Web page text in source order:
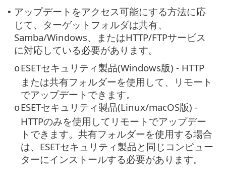
• アップデートをアクセス可能にする方法に応
じて、ターゲットフォルダは共有、
Samba/Windows、またはHTTP/FTPサービス
に対応している必要があります。
oESETセキュリティ製品(Windows版) - HTTP
または共有フォルダーを使用して、リモート
でアップデートできます。
oESETセキュリティ製品(Linux/macOS版) -
HTTPのみを使用してリモートでアップデー
トできます。共有フォルダーを使用する場合
は、ESETセキュリティ製品と同じコンピュー
ターにインストールする必要があります。